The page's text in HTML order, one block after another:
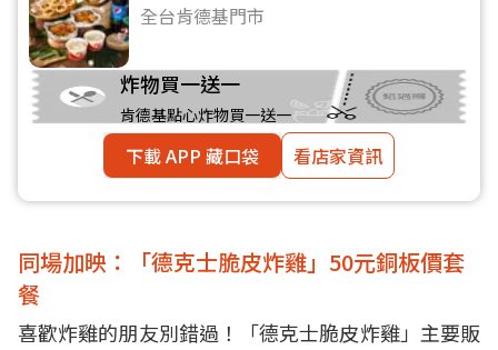
全台肯德基門市
炸物買一送一
肯德基點心炸物買一送一
下載 APP 藏口袋 看店家資訊
同場加映：「德克士脆皮炸雞」50元銅板價套
餐
喜歡炸雞的朋友別錯過！「德克士脆皮炸雞」主要販